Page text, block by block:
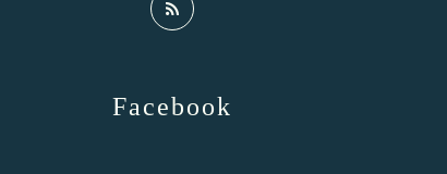
Facebook